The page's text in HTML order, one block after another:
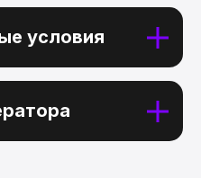
условия